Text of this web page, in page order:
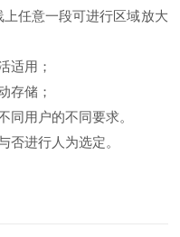
任意一段可进行区域放大
适用；
存储；
同用户的不同要求。
否进行人为选定。